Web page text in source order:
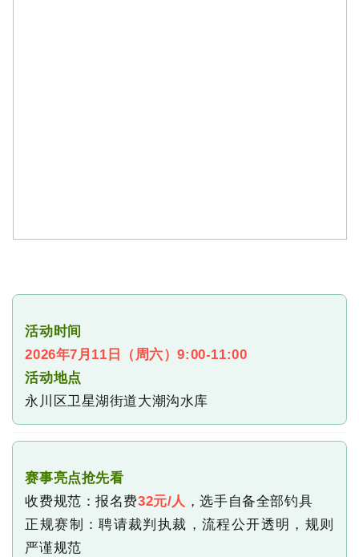
活动时间
2026年7月11日（周六）9:00-11:00
活动地点
永川区卫星湖街道大潮沟水库
赛事亮点抢先看
收费规范：报名费32元/人 ，选手自备全部钓具
正规赛制：聘请裁判执裁， 流程公开透明， 规则
严谨规范